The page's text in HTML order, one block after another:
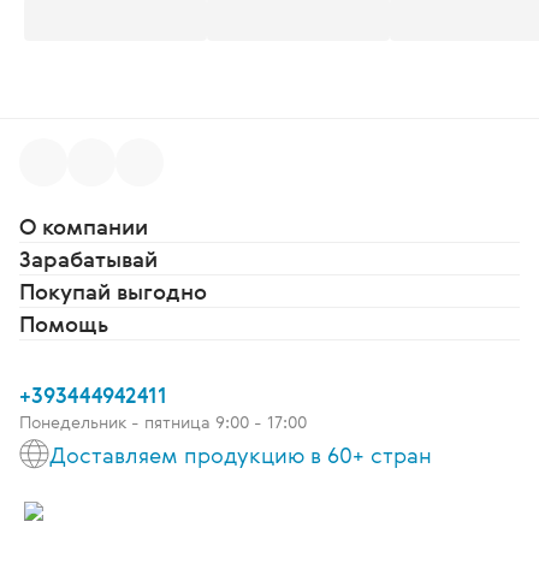
О компании
Зарабатывай
Покупай выгодно
Помощь
+393444942411
Понедельник - пятница 9:00 - 17:00
Доставляем продукцию в 60+ стран